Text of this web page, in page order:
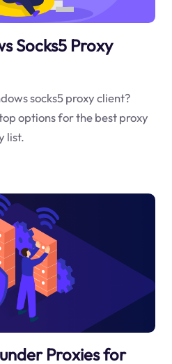
Socks5 Proxy
socks5 proxy client?
options for the best proxy
list.
Proxies for